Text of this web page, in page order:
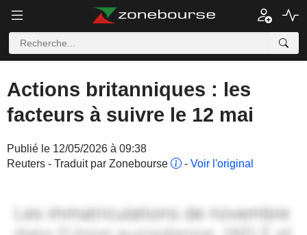
Actions britanniques : les
facteurs à suivre le 12 mai
Publié le 12/05/2026 à 09:38
Reuters - Traduit par Zonebourse
- Voir l'original